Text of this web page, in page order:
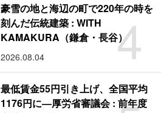
4
豪雪の地と海辺の町で220年の時を
刻んだ伝統建築 : WITH
KAMAKURA（鎌倉・長谷）
2026.08.04
最低賃金55円引き上げ、全国平均
1176円に―厚労省審議会 : 前年度